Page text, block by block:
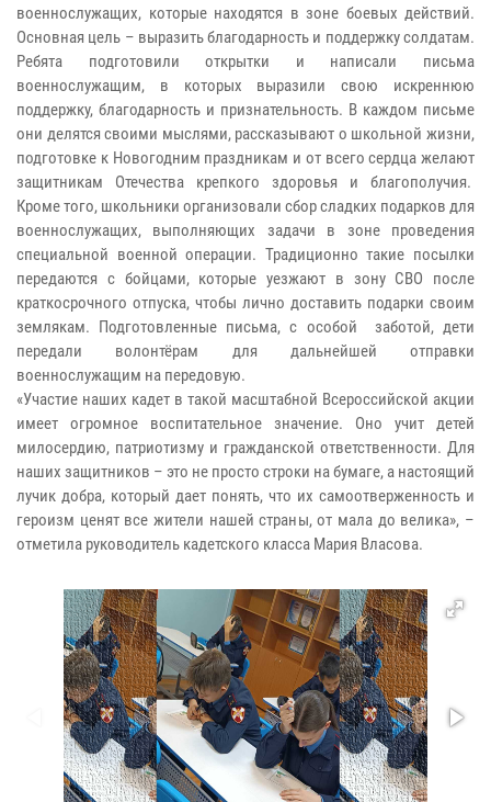
военнослужащих, которые находятся в зоне боевых действий.
Основная цель – выразить благодарность и поддержку солдатам.
Ребята подготовили открытки и написали письма
военнослужащим, в которых выразили свою искреннюю
поддержку, благодарность и признательность. В каждом письме
они делятся своими мыслями, рассказывают о школьной жизни,
подготовке к Новогодним праздникам и от всего сердца желают
защитникам Отечества крепкого здоровья и благополучия.
Кроме того, школьники организовали сбор сладких подарков для
военнослужащих, выполняющих задачи в зоне проведения
специальной военной операции. Традиционно такие посылки
передаются с бойцами, которые уезжают в зону СВО после
краткосрочного отпуска, чтобы лично доставить подарки своим
землякам. Подготовленные письма, с особой заботой, дети
передали волонтёрам для дальнейшей отправки
военнослужащим на передовую.
«Участие наших кадет в такой масштабной Всероссийской акции
имеет огромное воспитательное значение. Оно учит детей
милосердию, патриотизму и гражданской ответственности. Для
наших защитников – это не просто строки на бумаге, а настоящий
лучик добра, который дает понять, что их самоотверженность и
героизм ценят все жители нашей страны, от мала до велика», –
отметила руководитель кадетского класса Мария Власова.